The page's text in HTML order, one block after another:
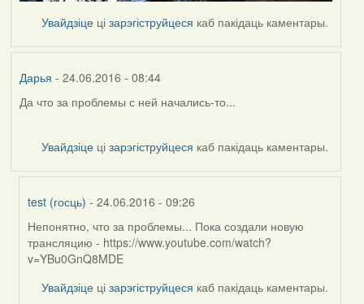
Увайдзіце цізарэгіструйцеся каб пакідаць каментары.
Дарья - 24.06.2016 - 08:44
Да что за проблемы с ней начались-то...
Увайдзіце цізарэгіструйцеся каб пакідаць каментары.
test (госць) - 24.06.2016 - 09:26
In
reply
to
Непонятно, что за проблемы... Пока создали новую
трансляцию - https://www.youtube.com/watch?
v=YBu0GnQ8MDE
Увайдзіце цізарэгіструйцеся каб пакідаць каментары.